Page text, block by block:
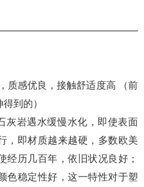
质感优良，接触舒适度高 （前
到的）
灰岩遇水缓慢水化，即使表面
，即材质越来越硬，多数欧美
历几百年，依旧状况良好；
色稳定性好，这一特性对于塑